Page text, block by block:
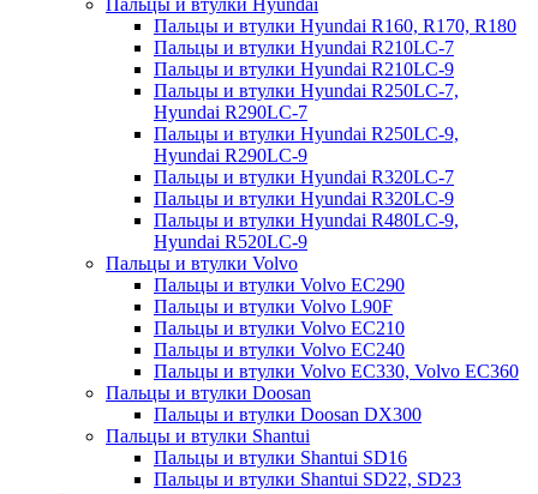
Пальцы и втулки Hyundai R160, R170, R180
Пальцы и втулки Hyundai R210LC-7
Пальцы и втулки Hyundai R210LC-9
Пальцы и втулки Hyundai R250LC-7,
Hyundai R290LC-7
Пальцы и втулки Hyundai R250LC-9,
Hyundai R290LC-9
Пальцы и втулки Hyundai R320LC-7
Пальцы и втулки Hyundai R320LC-9
Пальцы и втулки Hyundai R480LC-9,
Hyundai R520LC-9
Пальцы и втулки Volvo
Пальцы и втулки Volvo EC290
Пальцы и втулки Volvo L90F
Пальцы и втулки Volvo EC210
Пальцы и втулки Volvo EC240
Пальцы и втулки Volvo EC330, Volvo EC360
Пальцы и втулки Doosan
Пальцы и втулки Doosan DX300
Пальцы и втулки Shantui
Пальцы и втулки Shantui SD16
Пальцы и втулки Shantui SD22, SD23